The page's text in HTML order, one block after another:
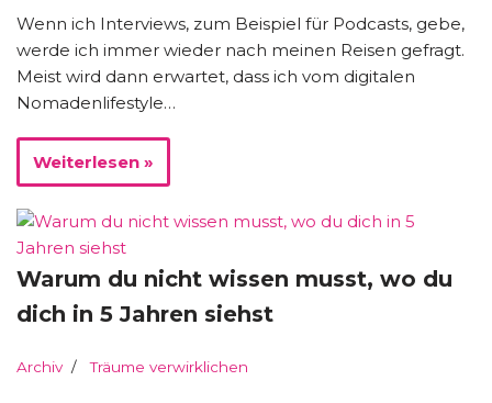
Wenn ich Interviews, zum Beispiel für Podcasts, gebe,
werde ich immer wieder nach meinen Reisen gefragt.
Meist wird dann erwartet, dass ich vom digitalen
Nomadenlifestyle…
Weiterlesen »
Warum du nicht wissen musst, wo du
dich in 5 Jahren siehst
Archiv Träume verwirklichen